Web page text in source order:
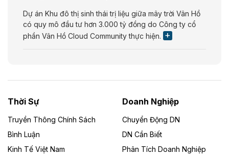
Dự án Khu đô thị sinh thái trị liệu giữa mây trời Vân Hồ
có quy mô đầu tư hơn 3.000 tỷ đồng do Công ty cổ
phần Vân Hồ Cloud Community thực hiện.
Dự án Nhà máy xử lý rác và phát điện Bắc Giang do
Công ty TNHH Năng lượng môi trường Bắc Giang làm
Theo vietnamfinance.vn
Thời Sự
Truyền Thông Chính Sách
Bình Luận
Kinh Tế Việt Nam
Doanh Nghiệp
Chuyển Động DN
DN Cần Biết
Phân Tích Doanh Nghiệp